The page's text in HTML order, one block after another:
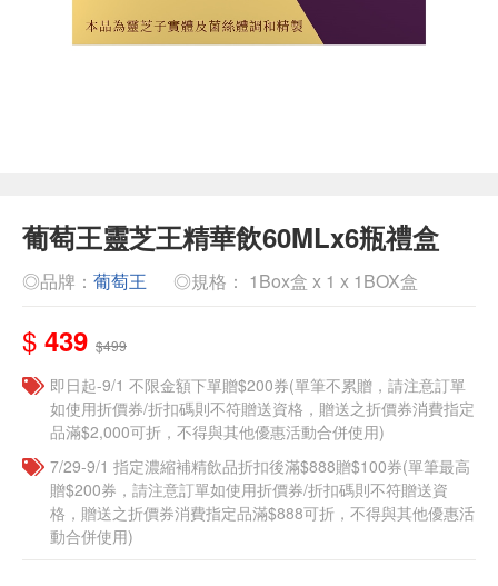
葡萄王靈芝王精華飲60MLx6瓶禮盒
◎品牌： 葡萄王 ◎規格： 1Box盒 x 1 x 1BOX盒
$ 439 $499
即日起-9/1 不限金額下單贈$200券(單筆不累贈，請注意訂單
如使用折價券/折扣碼則不符贈送資格，贈送之折價券消費指定
品滿$2,000可折，不得與其他優惠活動合併使用)
7/29-9/1 指定濃縮補精飲品​折扣後滿$888贈$100券(單筆最高
贈$200券，請注意訂單如使用折價券/折扣碼則不符贈送資
格，贈送之折價券消費指定品滿$888可折，不得與其他優惠活
動合併使用)